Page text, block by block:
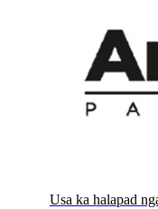
Usa ka halapad